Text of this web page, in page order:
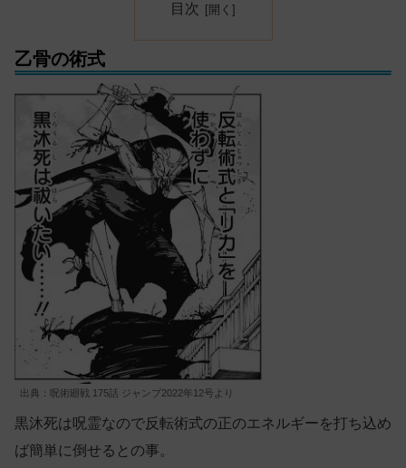
目次
乙骨の術式
出典：呪術廻戦 175話 ジャンプ2022年12号より
黒沐死は呪霊なので反転術式の正のエネルギーを打ち込め
ば簡単に倒せるとの事。